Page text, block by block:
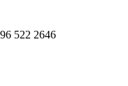
522 2646